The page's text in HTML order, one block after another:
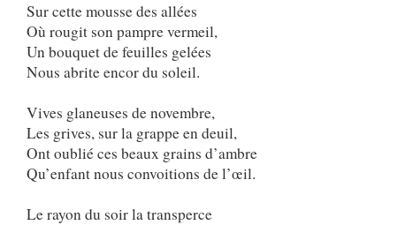
Sur cette mousse des allées
Où rougit son pampre vermeil,
Un bouquet de feuilles gelées
Nous abrite encor du soleil.
Vives glaneuses de novembre,
Les grives, sur la grappe en deuil,
Ont oublié ces beaux grains d’ambre
Qu’enfant nous convoitions de l’œil.
Le rayon du soir la transperce